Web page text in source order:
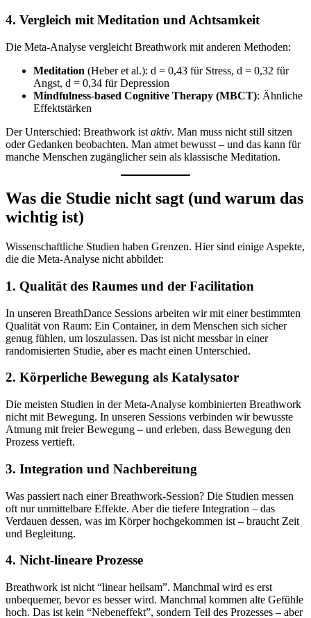
4. Vergleich mit Meditation und Achtsamkeit
Die Meta-Analyse vergleicht Breathwork mit anderen Methoden:
Meditation (Heber et al.): d = 0,43 für Stress, d = 0,32 für
Angst, d = 0,34 für Depression
Mindfulness-based Cognitive Therapy (MBCT): Ähnliche
Effektstärken
Der Unterschied: Breathwork ist aktiv. Man muss nicht still sitzen
oder Gedanken beobachten. Man atmet bewusst – und das kann für
manche Menschen zugänglicher sein als klassische Meditation.
Was die Studie nicht sagt (und warum das
wichtig ist)
Wissenschaftliche Studien haben Grenzen. Hier sind einige Aspekte,
die die Meta-Analyse nicht abbildet:
1. Qualität des Raumes und der Facilitation
In unseren BreathDance Sessions arbeiten wir mit einer bestimmten
Qualität von Raum: Ein Container, in dem Menschen sich sicher
genug fühlen, um loszulassen. Das ist nicht messbar in einer
randomisierten Studie, aber es macht einen Unterschied.
2. Körperliche Bewegung als Katalysator
Die meisten Studien in der Meta-Analyse kombinierten Breathwork
nicht mit Bewegung. In unseren Sessions verbinden wir bewusste
Atmung mit freier Bewegung – und erleben, dass Bewegung den
Prozess vertieft.
3. Integration und Nachbereitung
Was passiert nach einer Breathwork-Session? Die Studien messen
oft nur unmittelbare Effekte. Aber die tiefere Integration – das
Verdauen dessen, was im Körper hochgekommen ist – braucht Zeit
und Begleitung.
4. Nicht-lineare Prozesse
Breathwork ist nicht “linear heilsam”. Manchmal wird es erst
unbequemer, bevor es besser wird. Manchmal kommen alte Gefühle
hoch. Das ist kein “Nebeneffekt”, sondern Teil des Prozesses – aber